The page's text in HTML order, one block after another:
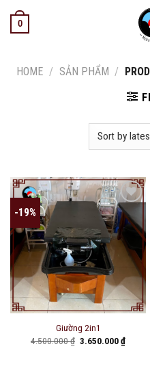
Skip
0
HOME / SẢN PHẨM /
-19%
Add to
wishlist
Giường 2in1
4.500.000₫ Original
3.650.000₫Current